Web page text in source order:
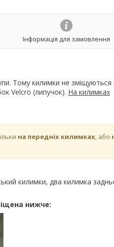
Інформація для замовлення
Тому килимки не зміщуються
Velcro (липучок). На килимках
на передніх килимках, або
килимки, два килимка
нижче: